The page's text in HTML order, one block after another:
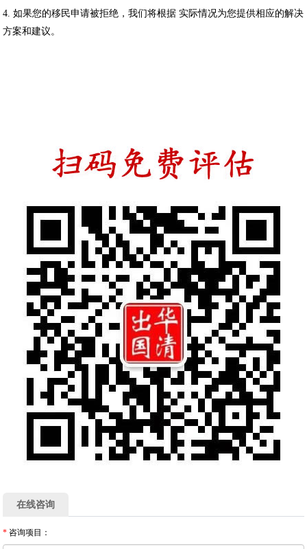
4. 如果您的移民申请被拒绝，我们将根据 实际情况为您提供相应的解决
方案和建议。
在线咨询
* 咨询项目：